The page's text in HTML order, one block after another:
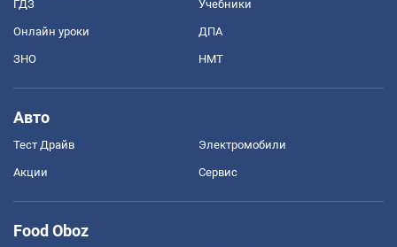
ГДЗ Учебники
Онлайн уроки ДПА
ЗНО НМТ
Авто
Тест Драйв Электромобили
Акции Сервис
Food Oboz